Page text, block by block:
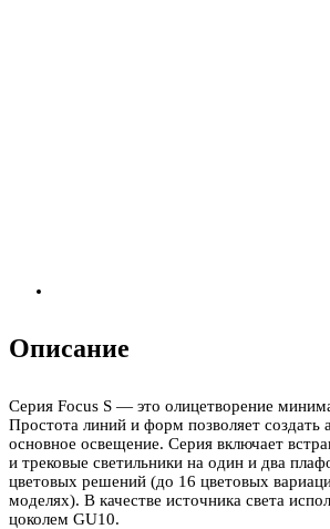
Описание
Серия Focus S — это олицетворение
Простота линий и форм позволяет создать
основное освещение. Серия включает
и трековые светильники на один и два
цветовых решений (до 16 цветовых
моделях). В качестве источника света
цоколем GU10.